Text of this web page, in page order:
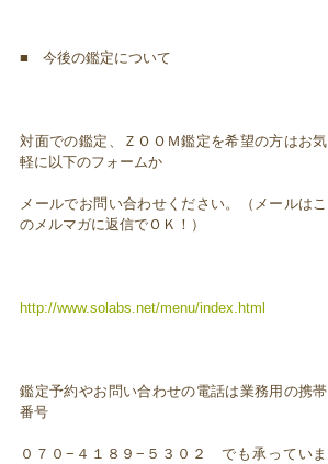
■ 今後の鑑定について
対面での鑑定、ＺＯＯＭ鑑定を希望の方はお気
軽に以下のフォームか
メールでお問い合わせください。（メールはこ
のメルマガに返信でＯＫ！）
http://www.solabs.net/menu/index.html
鑑定予約やお問い合わせの電話は業務用の携帯
番号
０７０−４１８９−５３０２ でも承っていま